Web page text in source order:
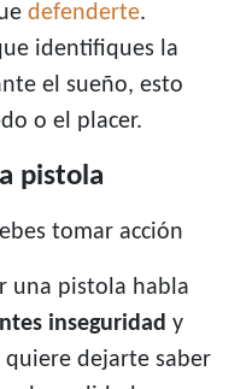
defenderte.
identifiques la
el sueño, esto
o el placer.
pistola
tomar acción
una pistola habla
inseguridad y
dejarte saber